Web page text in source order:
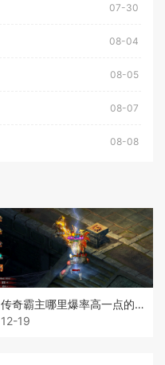
07-30
08-04
08-05
08-07
08-08
传奇霸主哪里爆率高一点的装备
12-19